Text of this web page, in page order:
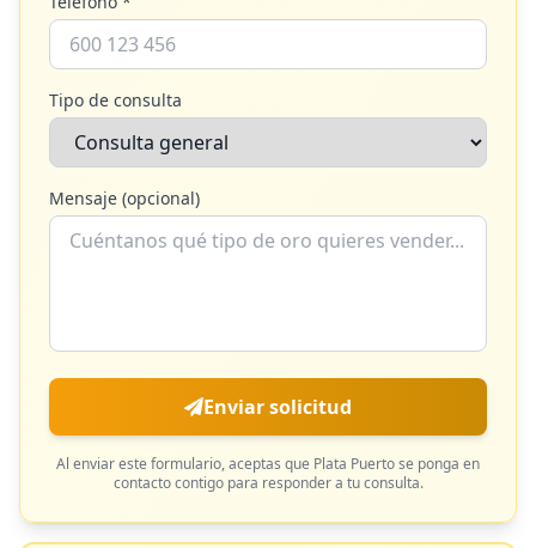
Tipo de consulta
Mensaje (opcional)
Enviar solicitud
Al enviar este formulario, aceptas que Plata Puertose ponga en
contacto contigo para responder a tu consulta.